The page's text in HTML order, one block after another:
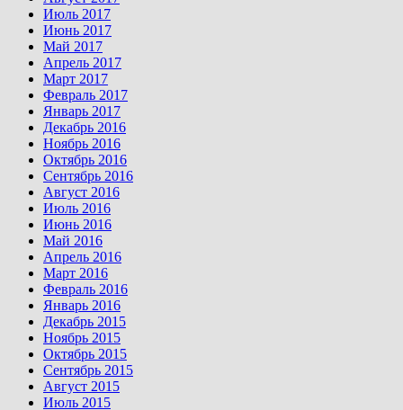
Июль 2017
Июнь 2017
Май 2017
Апрель 2017
Март 2017
Февраль 2017
Январь 2017
Декабрь 2016
Ноябрь 2016
Октябрь 2016
Сентябрь 2016
Август 2016
Июль 2016
Июнь 2016
Май 2016
Апрель 2016
Март 2016
Февраль 2016
Январь 2016
Декабрь 2015
Ноябрь 2015
Октябрь 2015
Сентябрь 2015
Август 2015
Июль 2015